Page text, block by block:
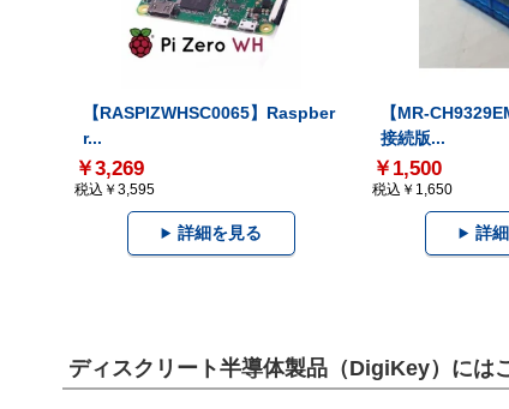
【RASPIZWHSC0065】Raspber
r...
￥3,269
税込￥3,595
詳細を見る
【MR-
接続版...
￥1,500
税込￥1,650
詳
ディスクリート半導体製品（DigiKey）には